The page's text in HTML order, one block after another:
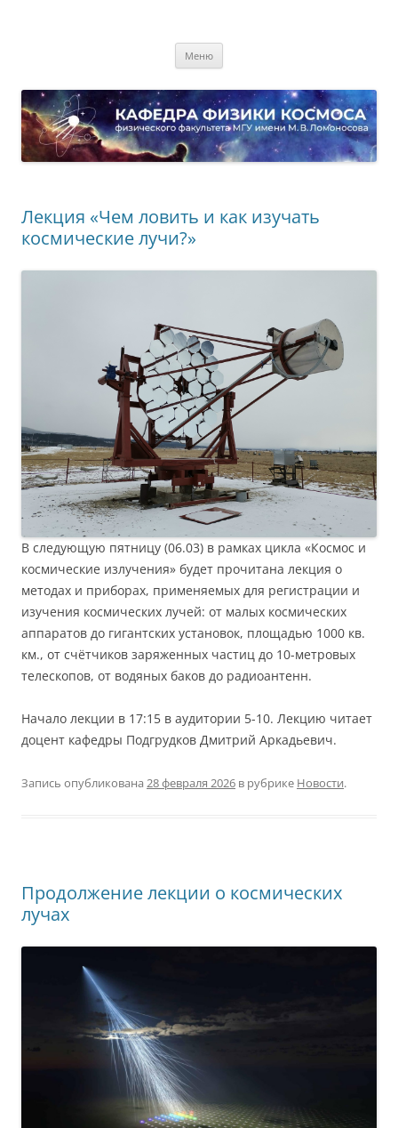
Меню
Лекция «Чем ловить и как изучать
космические лучи?»
В следующую пятницу (06.03) в рамках цикла «Космос и
космические излучения» будет прочитана лекция о
методах и приборах, применяемых для регистрации и
изучения космических лучей: от малых космических
аппаратов до гигантских установок, площадью 1000 кв.
км., от счётчиков заряженных частиц до 10-метровых
телескопов, от водяных баков до радиоантенн.
Начало лекции в 17:15 в аудитории 5-10. Лекцию читает
доцент кафедры Подгрудков Дмитрий Аркадьевич.
Запись опубликована 28 февраля 2026 в рубрике Новости.
Продолжение лекции о космических
лучах